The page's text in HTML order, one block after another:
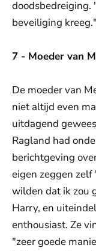
doodsbedreiging.
beveiliging kreeg."
7 - Moeder van
De moeder van
niet altijd even
uitdagend
Ragland had
berichtgeving
eigen zeggen
wilden dat ik zou
Harry, en
enthousiast. Ze
"zeer goede